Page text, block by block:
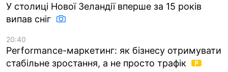
У столиці Нової Зеландії вперше за 15 років
випав сніг
20:40
Performance-маркетинг: як бізнесу отримувати
стабільне зростання, а не просто трафік